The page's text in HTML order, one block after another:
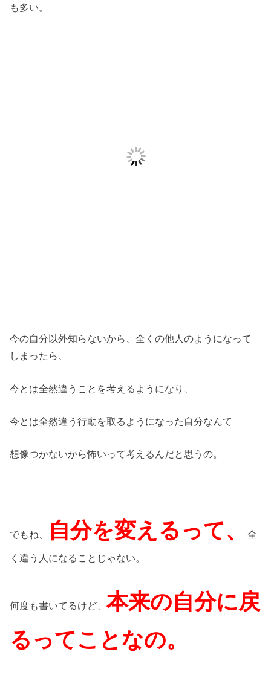
も多い。
今の自分以外知らないから、全くの他人のようになって
しまったら、
今とは全然違うことを考えるようになり、
今とは全然違う行動を取るようになった自分なんて
想像つかないから怖いって考えるんだと思うの。
でもね、 自分を変えるって、全
く違う人になることじゃない。
何度も書いてるけど、本来の自分に戻
るってことなの。